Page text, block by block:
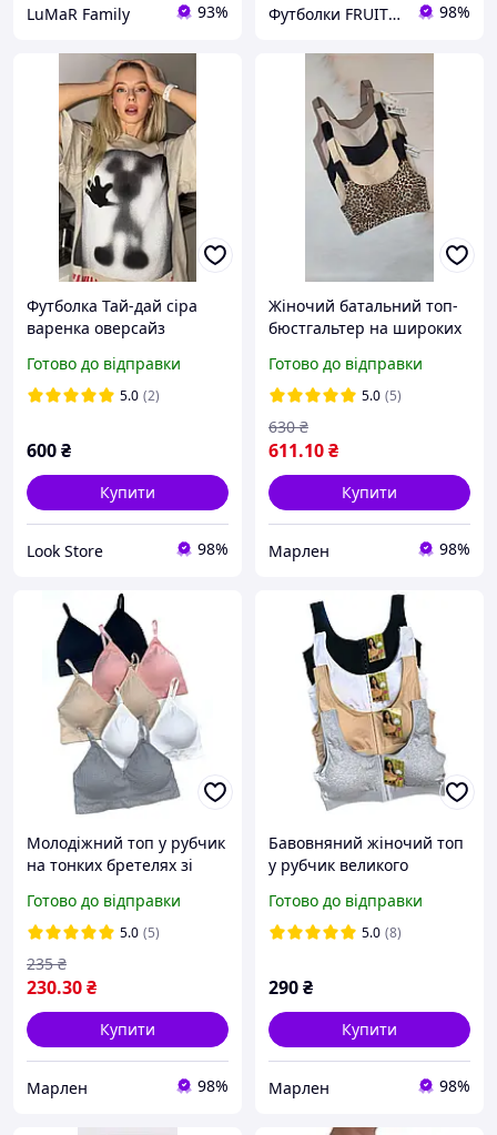
LuMaR Family 93% Футболки FRUIT 👕 98%
Футболка Тай-дай сіра
варенка оверсайз
Готово до відправки
5.0 (2)
600₴
Купити
Look Store 98%
Жіночий батальний топ-
бюстгальтер на широких
мікрофібри Д . Annajolly
Готово до відправки
5.0 (5)
611.10₴
630 ₴
Купити
Марлен 98%
Молодіжний топ у рубчик
на тонких бретелях зі
L-XL OUNO. Зручний топ.
Готово до відправки
5.0 (5)
230.30₴
235 ₴
Купити
Марлен 98%
Бавовняний жіночий топ
у рубчик великого
вкладками на широких
бретелях 4 XL. 5 XL. 6 XL
Готово до відправки
5.0 (8)
290₴
Купити
Марлен 98%